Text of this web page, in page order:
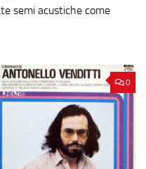
semi acustiche come
0